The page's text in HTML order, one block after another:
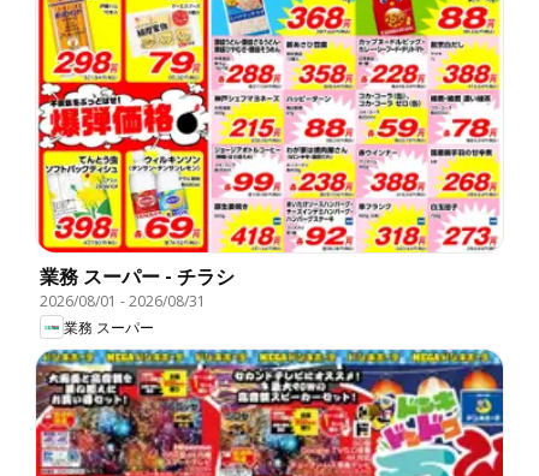
業務 スーパー - チラシ
2026/08/01 -2026/08/31
業務 スーパー